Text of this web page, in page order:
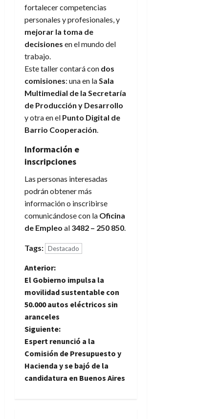
fortalecer competencias
personales y profesionales, y
mejorar la toma de
decisiones en el mundo del
trabajo.
Este taller contará con dos
comisiones: una en la Sala
Multimedial de la Secretaría
de Producción y Desarrollo
y otra en el Punto Digital de
Barrio Cooperación
Información e
inscripciones
Las personas interesadas
podrán obtener más
información o inscribirse
comunicándose con la Oficina
de Empleo al 3482 – 250 850
Tags: Destacado
N
a
v
e
g
a
Anterior:
El Gobierno impulsa la
movilidad sustentable con
50.000 autos eléctricos sin
aranceles
Siguiente:
Espert renunció a la
Comisión de Presupuesto y
Hacienda y se bajó de la
candidatura en Buenos Aires